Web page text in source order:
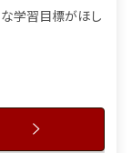
学習目標がほし